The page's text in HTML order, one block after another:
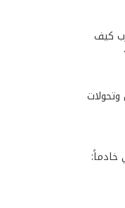
كيف
وتحولات
خادماً: